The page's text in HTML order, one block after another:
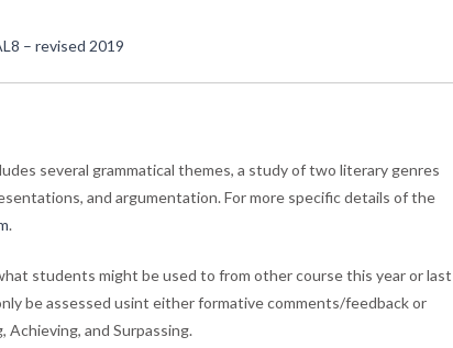
– revised 2019
several grammatical themes, a study of two literary genres
and argumentation. For more specific details of the
.
students might be used to from other course this year or last
be assessed usint either formative comments/feedback or
Achieving, and Surpassing.